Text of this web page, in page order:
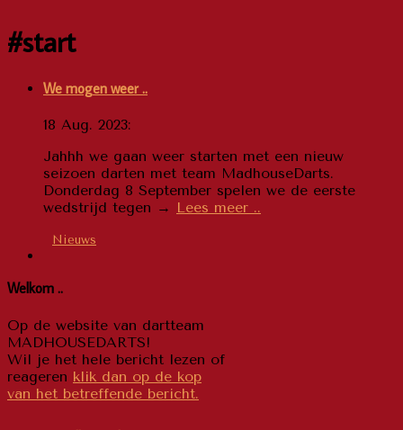
#start
We mogen weer ..
18 Aug. 2023:
Jahhh we gaan weer starten met een nieuw
seizoen darten met team MadhouseDarts.
Donderdag 8 September spelen we de eerste
wedstrijd tegen → Lees meer ..
Nieuws
Welkom ..
Op de website van dartteam
MADHOUSEDARTS!
Wil je het hele bericht lezen of
reageren klik dan op de kop
van het betreffende bericht.